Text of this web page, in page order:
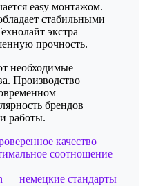
easy монтажом.
стабильными
экстра
прочность.
необходимые
Производство
брендов
работы.
качество
соотношение
— немецкие стандарты